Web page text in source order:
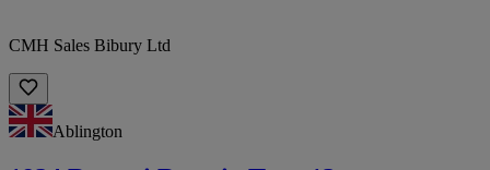
CMH Sales Bibury Ltd
Ablington